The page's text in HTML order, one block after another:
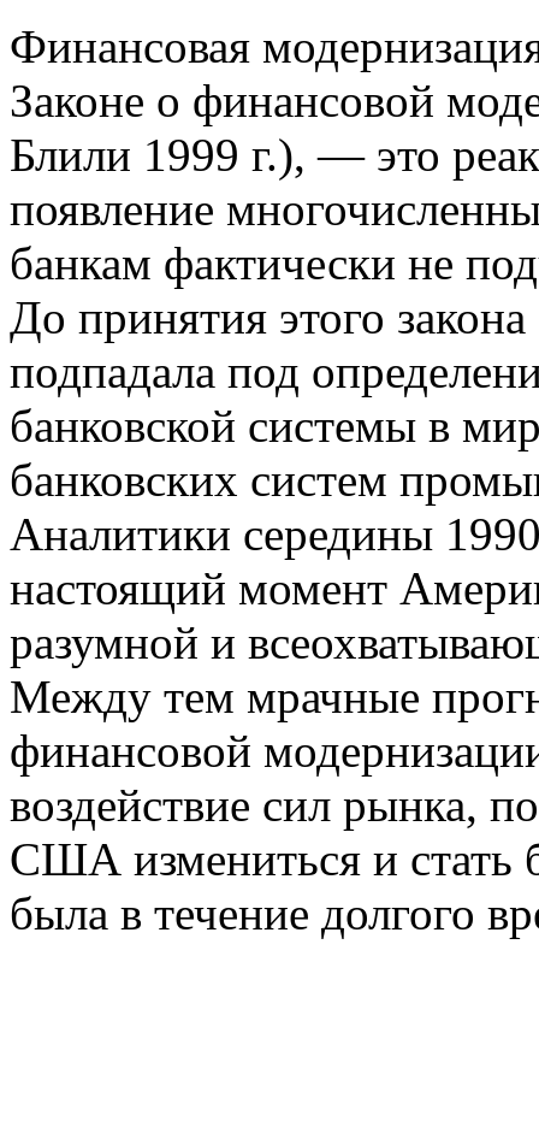
Финансовая
Законе о финансовой
Блили 1999 г.), — это
появление
банкам фактически не
До принятия этого
подпадала под
банковской системы в
банковских систем
Аналитики середины
настоящий момент
разумной и
Между тем мрачные
финансовой
воздействие сил рынка,
США измениться и стать
была в течение долгого